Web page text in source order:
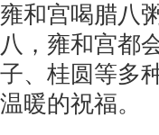
雍和宫喝腊八
八，雍和宫都
子、桂圆等多
温暖的祝福。